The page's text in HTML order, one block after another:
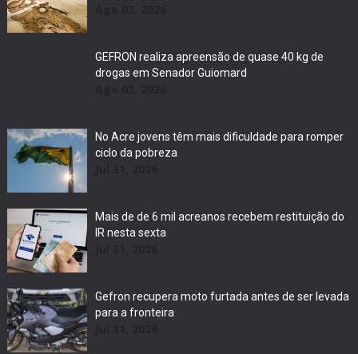
GEFRON realiza apreensão de quase 40 kg de
drogas em Senador Guiomard
No Acre jovens têm mais dificuldade para romper
ciclo da pobreza
Mais de de 6 mil acreanos recebem restituição do
IR nesta sexta
Gefron recupera moto furtada antes de ser levada
para a fronteira